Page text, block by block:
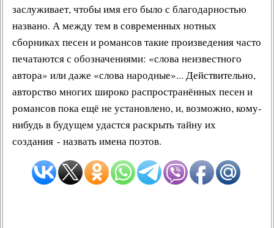
заслуживает, чтобы имя его было с благодарностью
названо. А между тем в современных нотных
сборниках песен и романсов такие произведения часто
печатаются с обозначениями: «слова неизвестного
автора» или даже «слова народные»... Действительно,
авторство многих широко распространённых песен и
романсов пока ещё не установлено, и, возможно, кому-
нибудь в будущем удастся раскрыть тайну их
создания - назвать имена поэтов.